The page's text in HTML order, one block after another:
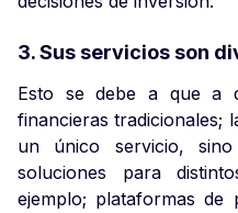
3. Sus servicios son
Esto se debe a que a
financieras tradicionales;
un único servicio,
soluciones para
ejemplo; plataformas de